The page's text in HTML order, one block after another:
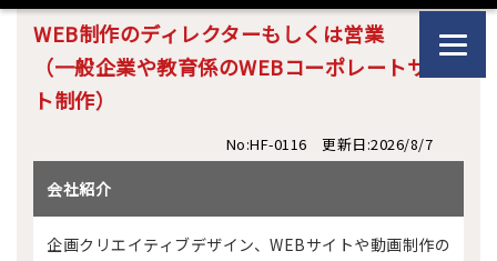
WEB制作のディレクターもしくは営業
（一般企業や教育係のWEBコーポレートサイ
ト制作）
No:HF-0116 更新日:2026/8/7
会社紹介
企画クリエイティブデザイン、WEBサイトや動画制作の